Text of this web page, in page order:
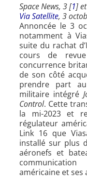
Space News, 3 [1]
Via Satellite, 3
Annoncée le 3
notamment à
suite du rachat
cours de
concurrence
de son côté
prendre part
militaire intégré
Control. Cette
la mi-2023 et
régulateur
Link 16 que
installé sur plus
aéronefs et
américaine et ses